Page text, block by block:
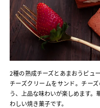
2種の熟成チーズとあまおうピュ
チーズクリームをサンド。チー
う、上品な味わいが楽しめます
わしい焼き菓子です。